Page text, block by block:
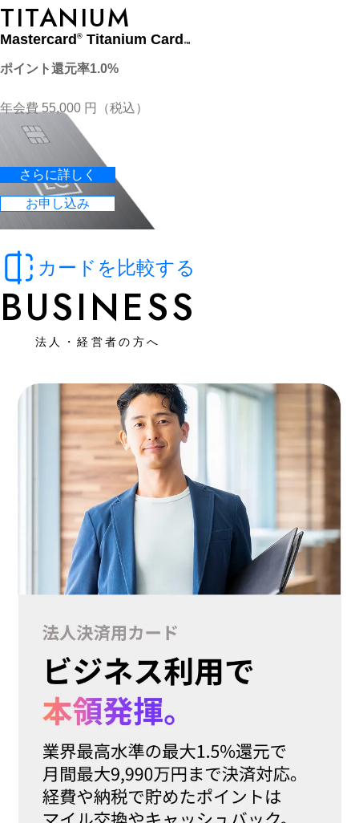
TITANIUM
Mastercard® Titanium Card™
ポイント還元率1.0%
年会費 55,000 円（税込）
さらに詳しく
お申し込み
カードを比較する
BUSINESS
法人・経営者の方へ